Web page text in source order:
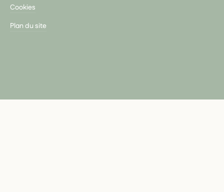
Cookies
Plan du site